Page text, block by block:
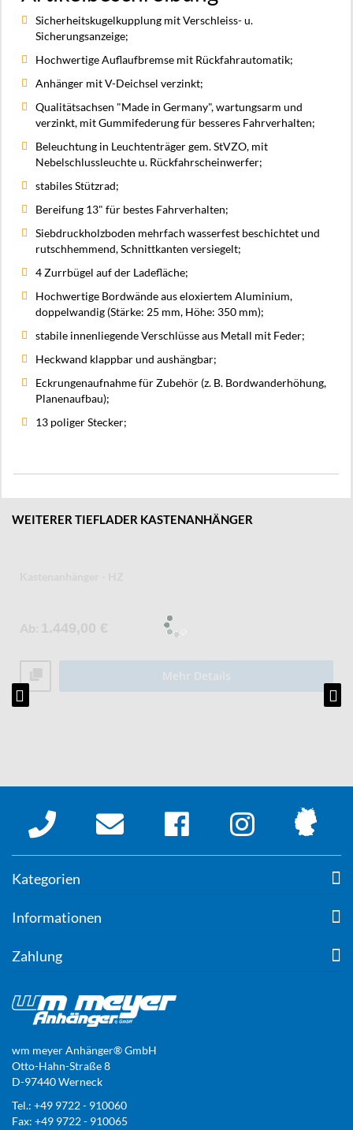
Sicherheitskugelkupplung mit Verschleiss- u.
Sicherungsanzeige;
Hochwertige Auflaufbremse mit Rückfahrautomatik;
Anhänger mit V-Deichsel verzinkt;
Qualitätsachsen "Made in Germany", wartungsarm und
verzinkt, mit Gummifederung für besseres Fahrverhalten;
Beleuchtung in Leuchtenträger gem. StVZO, mit
Nebelschlussleuchte u. Rückfahrscheinwerfer;
stabiles Stützrad;
Bereifung 13" für bestes Fahrverhalten;
Siebdruckholzboden mehrfach wasserfest beschichtet und
rutschhemmend, Schnittkanten versiegelt;
4 Zurrbügel auf der Ladefläche;
Hochwertige Bordwände aus eloxiertem Aluminium,
doppelwandig (Stärke: 25 mm, Höhe: 350 mm);
stabile innenliegende Verschlüsse aus Metall mit Feder;
Heckwand klappbar und aushängbar;
Eckrungenaufnahme für Zubehör (z. B. Bordwanderhöhung,
Planenaufbau);
13 poliger Stecker;
WEITERER TIEFLADER KASTENANHÄNGER
Mehr Details
Kategorien
Informationen
Zahlung
wm meyer Anhänger® GmbH
Otto-Hahn-Straße 8
D-97440 Werneck
Tel.: +49 9722 - 910060
Fax: +49 9722 - 910065